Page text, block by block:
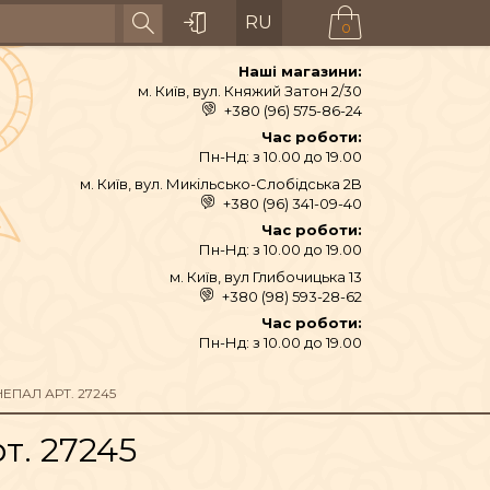
RU 0
Наші магазини:
м. Київ, вул. Княжий Затон 2/30
+380 (96) 575-86-24
Час роботи:
Пн-Нд: з 10.00 до 19.00
м. Київ, вул. Микільсько-Слобідська 2B
+380 (96) 341-09-40
Час роботи:
Пн-Нд: з 10.00 до 19.00
м. Київ, вул Глибочицька 13
+380 (98) 593-28-62
Час роботи:
Пн-Нд: з 10.00 до 19.00
ТА ДЗВОНИ
АРТ. 27245
27245